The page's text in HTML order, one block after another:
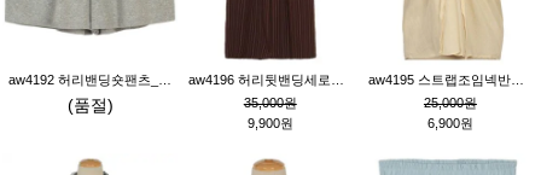
(품절)
35,000원
9,900원
25,000원
6,900원